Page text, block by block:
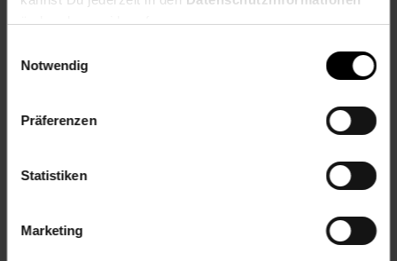
ändern bzw. widerrufen.
Notwendig
Präferenzen
Statistiken
Marketing